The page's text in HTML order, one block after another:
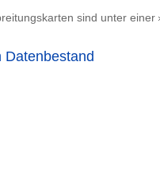
sind unter einer
Datenbestand